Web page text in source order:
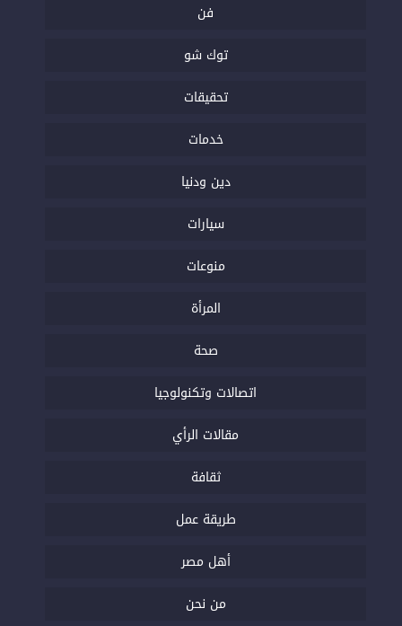
فن
توك شو
تحقيقات
خدمات
دين ودنيا
سيارات
منوعات
المرأة
صحة
اتصالات وتكنولوجيا
مقالات الرأي
ثقافة
طريقة عمل
أهل مصر
من نحن